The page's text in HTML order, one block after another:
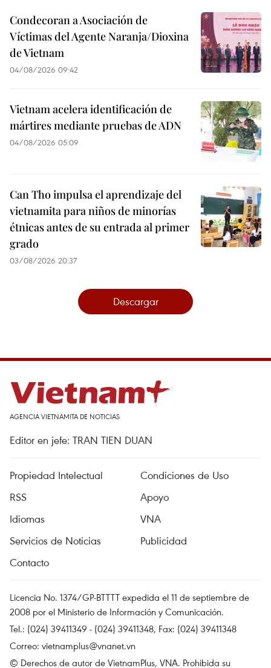
Condecoran a Asociación de
Víctimas del Agente Naranja/Dioxina
de Vietnam
04/08/2026 09:42
Vietnam acelera identificación de
mártires mediante pruebas de ADN
04/08/2026 05:09
Can Tho impulsa el aprendizaje del
vietnamita para niños de minorías
étnicas antes de su entrada al primer
grado
03/08/2026 20:37
Descargar
AGENCIA VIETNAMITA DE NOTICIAS
Editor en jefe: TRAN TIEN DUAN
Propiedad Intelectual
Condiciones de Uso
RSS
Apoyo
Idiomas
VNA
Servicios de Noticias
Publicidad
Contacto
Licencia No. 1374/GP-BTTTT expedida el 11 de septiembre de
2008 por el Ministerio de Información y Comunicación.
Tel.: (024) 39411349 - (024) 39411348, Fax: (024) 39411348
Correo: vietnamplus@vnanet.vn
© Derechos de autor de VietnamPlus, VNA. Prohibida su